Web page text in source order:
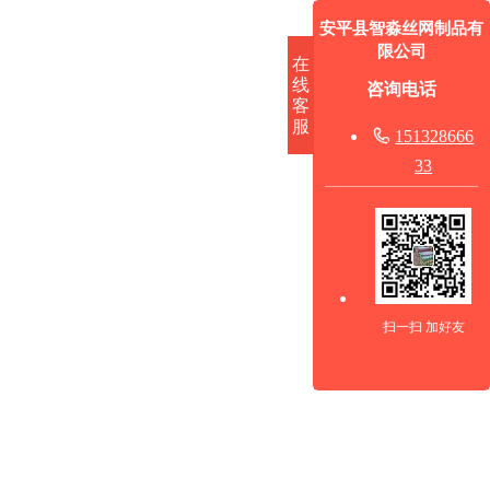
在
线
客
服
安平县智淼丝网制品有
限公司
咨询电话
 151328666
33
扫一扫 加好友